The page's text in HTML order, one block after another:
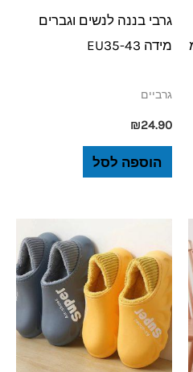
גרבי בננה לנשים וגברים
מידה EU35-43
גרביים
₪24.90
הוספה לסל